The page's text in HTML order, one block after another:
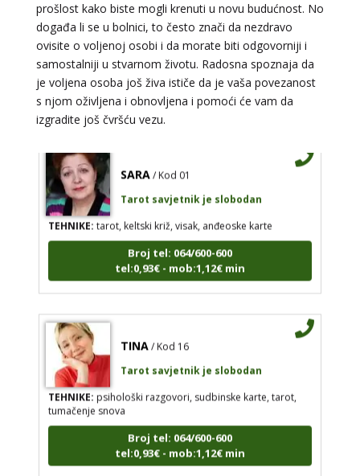
prošlost kako biste mogli krenuti u novu budućnost. No
događa li se u bolnici, to često znači da nezdravo
ovisite o voljenoj osobi i da morate biti odgovorniji i
samostalniji u stvarnom životu. Radosna spoznaja da
je voljena osoba još živa ističe da je vaša povezanost
s njom oživljena i obnovljena i pomoći će vam da
izgradite još čvršću vezu.
Tarot savjetnik je slobodan
TEHNIKE:astrologija, numerlogija, tarot
Broj tel: 064/600-600
tel:0,93€ - mob:1,12€ min
TEHNIKE:tarot, keltski križ, visak, anđeoske karte
Broj tel: 064/600-600
tel:0,93€ - mob:1,12€ min
TEHNIKE:psihološki razgovori, sudbinske karte, tarot,
tumačenje snova
Broj tel: 064/600-600
tel:0,93€ - mob:1,12€ min